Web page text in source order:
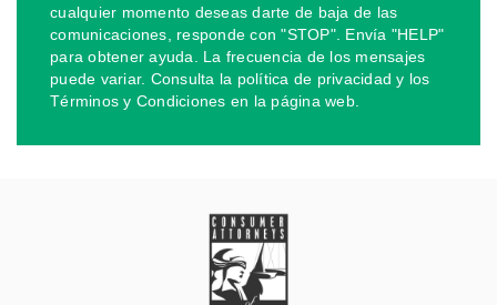
cualquier momento deseas darte de baja de las
comunicaciones, responde con "STOP". Envía "HELP"
para obtener ayuda. La frecuencia de los mensajes
puede variar. Consulta la política de privacidad y los
Términos y Condiciones en la página web.